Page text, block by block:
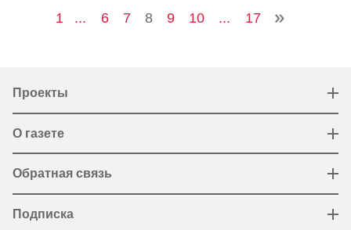
1 ... 6 7 8 9 10 ... 17
Проекты
О газете
Обратная связь
Подписка